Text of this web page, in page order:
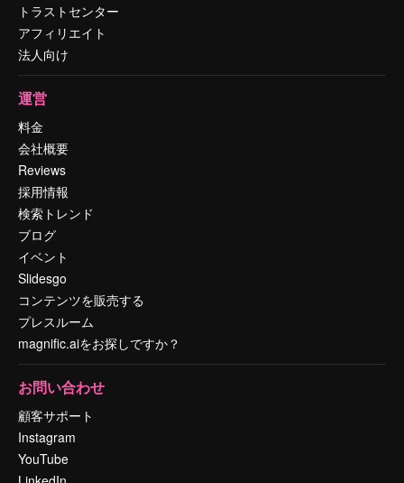
トラストセンター
アフィリエイト
法人向け
運営
料金
会社概要
Reviews
採用情報
検索トレンド
ブログ
イベント
Slidesgo
コンテンツを販売する
プレスルーム
magnific.aiをお探しですか？
お問い合わせ
顧客サポート
Instagram
YouTube